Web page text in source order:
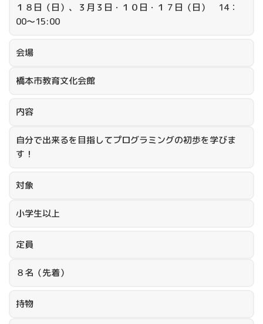
１８日（日）、３月３日・１０日・１７日（日） 14：
00～15:00
会場
橋本市教育文化会館
内容
自分で出来るを目指してプログラミングの初歩を学びま
す！
対象
小学生以上
定員
８名（先着）
持物